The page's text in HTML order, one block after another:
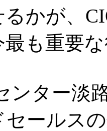
かが、
も重要
ンター淡
ールス